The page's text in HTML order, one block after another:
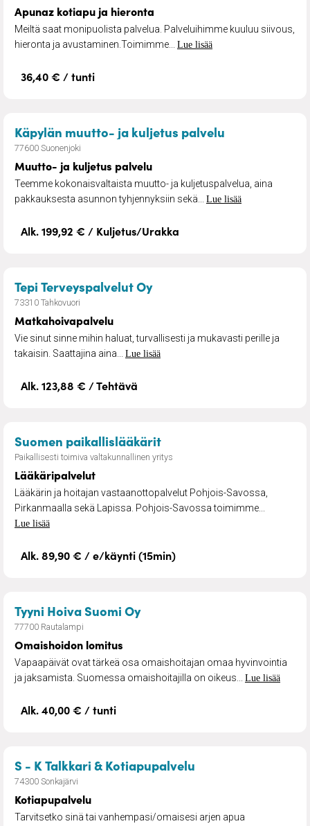
Apunaz kotiapu ja hieronta
Meiltä saat monipuolista palvelua. Palveluihimme kuuluu siivous,
hieronta ja avustaminen.Toimimme... Lue lisää
36,40 € / tunti
Käpylän muutto- ja kuljetus palvelu
77600 Suonenjoki
Muutto- ja kuljetus palvelu
Teemme kokonaisvaltaista muutto- ja kuljetuspalvelua, aina
pakkauksesta asunnon tyhjennyksiin sekä... Lue lisää
Alk. 199,92 € / Kuljetus/Urakka
Tepi Terveyspalvelut Oy– Matkahoivapalvelu
73310 Tahkovuori
Matkahoivapalvelu
Vie sinut sinne mihin haluat, turvallisesti ja mukavasti perille ja
takaisin. Saattajina aina... Lue lisää
Alk. 123,88 € / Tehtävä
Suomen paikallislääkärit– Lääkäripalvelut
Paikallisesti toimiva valtakunnallinen yritys
Lääkäripalvelut
Lääkärin ja hoitajan vastaanottopalvelut Pohjois-Savossa,
Pirkanmaalla sekä Lapissa. Pohjois-Savossa toimimme...
Lue lisää
Alk. 89,90 € / e/käynti (15min)
Tyyni Hoiva Suomi Oy– Omaishoidon lomitus
77700 Rautalampi
Omaishoidon lomitus
Vapaapäivät ovat tärkeä osa omaishoitajan omaa hyvinvointia
ja jaksamista. Suomessa omaishoitajilla on oikeus... Lue lisää
Alk. 40,00 € / tunti
S - K Talkkari & Kotiapupalvelu
74300 Sonkajärvi
Kotiapupalvelu
Tarvitsetko sinä tai vanhempasi/omaisesi arjen apua